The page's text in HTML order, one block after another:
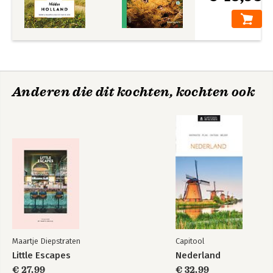
Anderen die dit kochten, kochten ook
Maartje Diepstraten
Little Escapes
€ 27,99
Capitool
Nederland
€ 32,99